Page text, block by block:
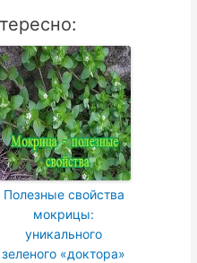
Полезные свойства
мокрицы:
уникального
зеленого «доктора»